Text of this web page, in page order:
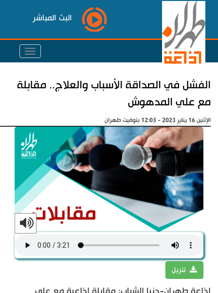
البث المباشر
الفشل في الصداقة الأسباب والعلاج.. مقابلة
مع علي المدهوش
الإثنين 16 يناير 2023 - 12:03 بتوقيت طهران
تنزيل
إذاعة طهران-دنيا الشباب: مقابلة إذاعية مع علي